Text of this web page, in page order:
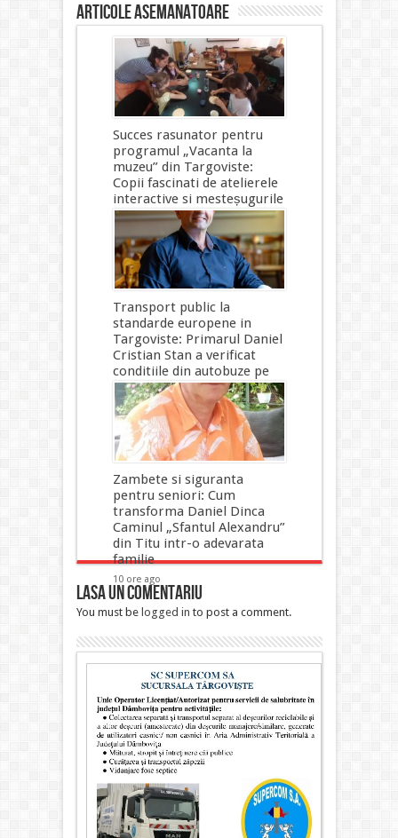
Articole asemanatoare
Succes rasunator pentru
programul „Vacanta la
muzeu” din Targoviste:
Copii fascinati de atelierele
interactive si mesteșugurile
traditionale
9 ore ago
Transport public la
standarde europene in
Targoviste: Primarul Daniel
Cristian Stan a verificat
conditiile din autobuze pe
timp de canicula
9 ore ago
Zambete si siguranta
pentru seniori: Cum
transforma Daniel Dinca
Caminul „Sfantul Alexandru”
din Titu intr-o adevarata
familie
10 ore ago
Lasa un comentariu
You must be logged in to post a comment.